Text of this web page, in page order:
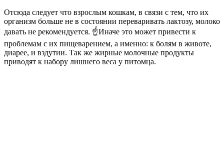
Отсюда следует что взрослым кошкам, в связи с тем, что их
организм больше не в состоянии переваривать лактозу, молоко
давать не рекомендуется. ☝Иначе это может привести к
проблемам с их пищеварением, а именно: к болям в животе,
диарее, и вздутии. Так же жирные молочные продукты
приводят к набору лишнего веса у питомца.